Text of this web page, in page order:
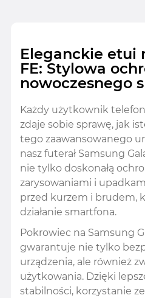
Eleganckie etui
FE: Stylowa
nowoczesnego
Każdy użytkownik
zdaje sobie sprawę, jak
tego zaawansowanego
nasz futerał Samsung
nie tylko doskonałą
zarysowaniami i
przed kurzem i brudem,
działanie smartfona.
Pokrowiec na Samsung
gwarantuje nie tylko
urządzenia, ale również
użytkowania. Dzięki
stabilności, korzystanie